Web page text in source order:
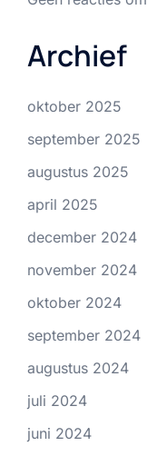
Archief
oktober 2025
september 2025
augustus 2025
april 2025
december 2024
november 2024
oktober 2024
september 2024
augustus 2024
juli 2024
juni 2024